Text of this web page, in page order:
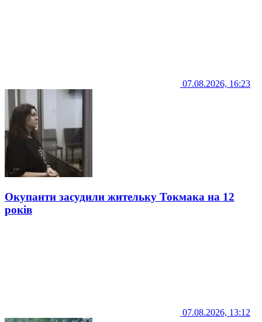
07.08.2026, 16:23
Окупанти засудили жительку Токмака на 12
років
07.08.2026, 13:12